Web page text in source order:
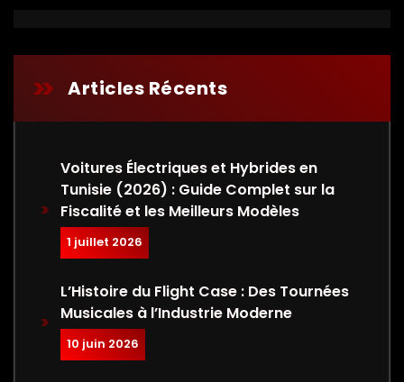
Articles Récents
Voitures Électriques et Hybrides en
Tunisie (2026) : Guide Complet sur la
Fiscalité et les Meilleurs Modèles
1 juillet 2026
L’Histoire du Flight Case : Des Tournées
Musicales à l’Industrie Moderne
10 juin 2026